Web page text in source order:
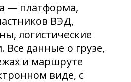
— платформа,
ВЭД,
логистические
данные о грузе,
и маршруте
виде, с